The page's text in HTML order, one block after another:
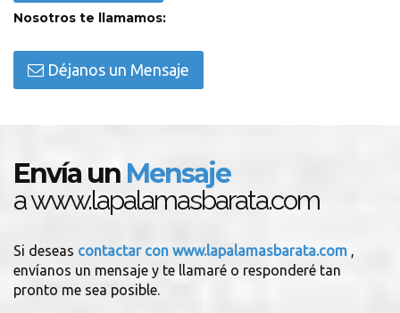
Nosotros te llamamos:
Déjanos un Mensaje
Envía un Mensaje
a www.lapalamasbarata.com
Si deseas contactar con www.lapalamasbarata.com ,
envíanos un mensaje y te llamaré o responderé tan
pronto me sea posible.